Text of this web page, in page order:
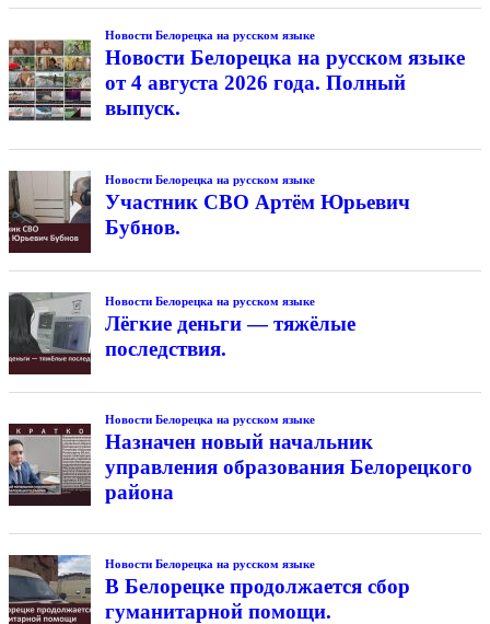
Новости Белорецка на русском языке
Новости Белорецка на русском языке
от 4 августа 2026 года. Полный
выпуск.
Новости Белорецка на русском языке
Участник СВО Артём Юрьевич
Бубнов.
Новости Белорецка на русском языке
Лёгкие деньги — тяжёлые
последствия.
Новости Белорецка на русском языке
Назначен новый начальник
управления образования Белорецкого
района
Новости Белорецка на русском языке
В Белорецке продолжается сбор
гуманитарной помощи.